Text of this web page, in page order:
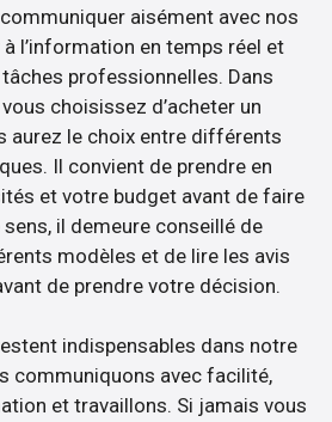
aisément avec nos
l’information en temps réel et
professionnelles. Dans
choisissez d’acheter un
aurez le choix entre différents
Il convient de prendre en
et votre budget avant de faire
sens, il demeure conseillé de
modèles et de lire les avis
de prendre votre décision.
indispensables dans notre
communiquons avec facilité,
et travaillons. Si jamais vous